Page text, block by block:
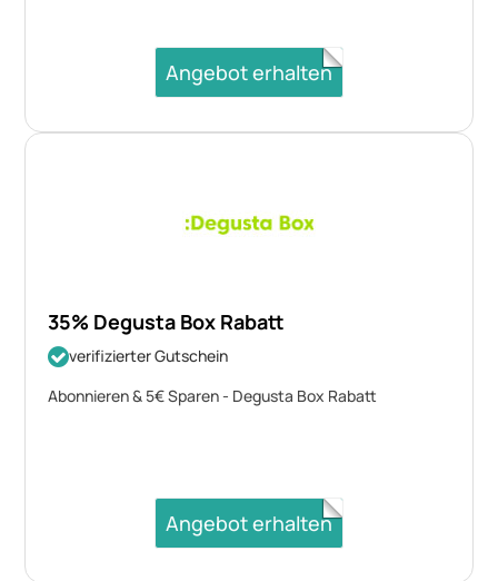
Angebot erhalten
35% Degusta Box Rabatt
verifizierter Gutschein
Abonnieren & 5€ Sparen - Degusta Box Rabatt
Angebot erhalten